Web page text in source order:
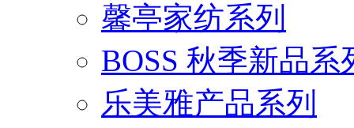
馨亭家纺系列
BOSS 秋季新品系
乐美雅产品系列